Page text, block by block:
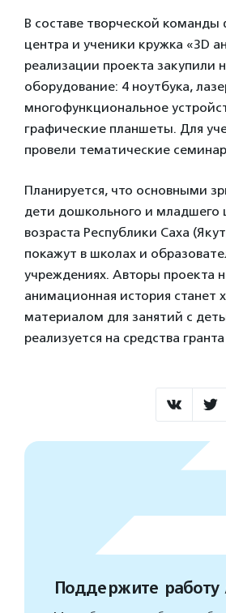
В составе творческой команды
центра и ученики кружка «3D
реализации проекта закупили
оборудование: 4 ноутбука,
многофункциональное
графические планшеты. Для
провели тематические
Планируется, что основными
дети дошкольного и младшего
возраста Республики Саха
покажут в школах и
учреждениях. Авторы проекта
анимационная история станет
материалом для занятий с
реализуется на средства
Поддержите